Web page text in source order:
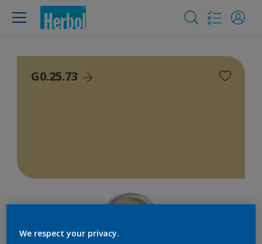
G0.25.73
We respect your privacy.